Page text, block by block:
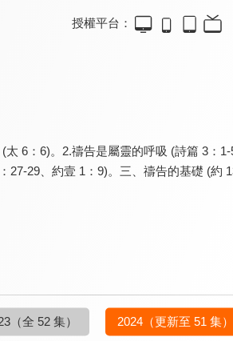
授權平台：
6：6)。2.禱告是屬靈的呼吸 (詩篇 3：
27-29、約壹 1：9)。三、禱告的基礎 (約
（全 52 集） 2024 （更新至 51 集）